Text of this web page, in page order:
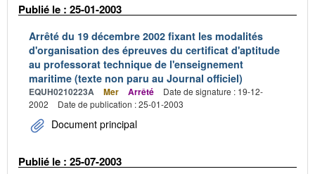
Publié le : 25-01-2003
Arrêté du 19 décembre 2002 fixant les modalités
d'organisation des épreuves du certificat d'aptitude
au professorat technique de l'enseignement
maritime (texte non paru au Journal officiel)
EQUH0210223A Mer Arrêté
Date de signature : 19-12-
2002
Date de publication : 25-01-2003
Document principal
Publié le : 25-07-2003